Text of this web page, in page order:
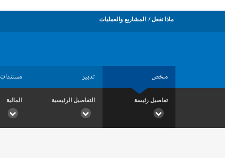
ماذا نفعل المشاريع والعمليات
ملخص تدبير مستندات
تفاصيل رئيسة التفاصيل الرئيسية المالية